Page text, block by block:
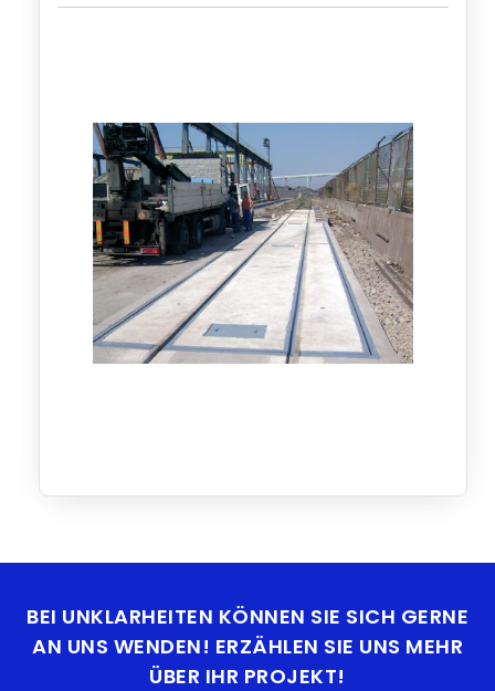
BEI UNKLARHEITEN KÖNNEN SIE SICH GERNE
AN UNS WENDEN! ERZÄHLEN SIE UNS MEHR
ÜBER IHR PROJEKT!